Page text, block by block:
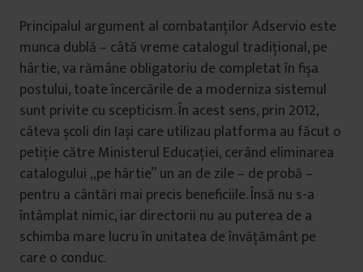
Principalul argument al combatanților Adservio este
munca dublă – câtă vreme catalogul tradițional, pe
hârtie, va rămâne obligatoriu de completat în fișa
postului, toate încercările de a moderniza sistemul
sunt privite cu scepticism. În acest sens, prin 2012,
câteva școli din Iași care utilizau platforma au făcut o
petiţie către Ministerul Educaţiei, cerând eliminarea
catalogului „pe hârtie” un an de zile – de probă –
pentru a cântări mai precis beneficiile. Însă nu s-a
întâmplat nimic, iar directorii nu au puterea de a
schimba mare lucru în unitatea de învățământ pe
care o conduc.